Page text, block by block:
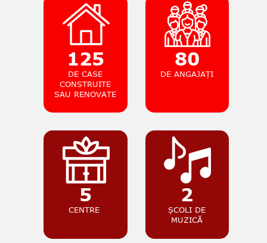
125
DE CASE
CONSTRUITE
SAU RENOVATE
80
DE ANGAJAȚI
5
CENTRE
2
ȘCOLI DE
MUZICĂ